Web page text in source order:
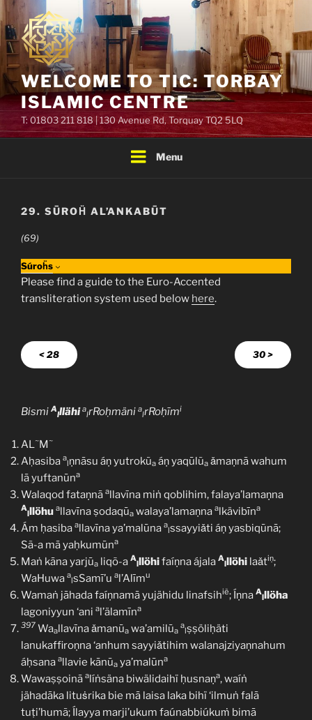
Skip
to
content
WELCOME TO TIC: TORBAY
ISLAMIC CENTRE
T: 01803 211 818 | 130 Avenue Rd, Torquay TQ2 5LQ
Menu
29. SŪROḦ AL’ANKABŪT
(69)
Súroḧs
Please find a guide to the Euro-Accented
transliteration system used below here.
< 28 30 >
Bismi A
lllähi a
lrRoḥmäni a
lrRoḥīmi
AL~M~
Aḥasiba a
lṇnāsu áṇ yutrokũa áṇ yaqūlũa ǎmaṇnā wahum
lā yuftanūna
Walaqod fataṇnā allavīna miṅ qoblihim, falaya’lamaṇna
A
lllöhu allavīna ṣodaqūa walaya’lamaṇna alkävibīna
Ám ḥasiba allavīna ya’malūna a
lssayyiǎti áṇ yasbiqūnā;
Sã-a mā yaḥkumūna
Maṅ kāna yarjūa liqõ-a A
lllöhifaíṇna ájala A
lllöhi laǎtiṇ;
WaHuwa a
lsSamī’u al’Alīmu
Wamaṅ jāhada faíṇnamā yujähidu linafsihiẽ; Íṇna A
lllöha
lagoniyyun ‘ani al’älamīna
397 Waallavīna ǎmanūa wa’amilūa
a
lṣṣöliḥäti
lanukaffiroṇna ‘anhum sayyiǎtihim walanajziyaṇnahum
áḥsana allavie kānūa ya’malūna
Wawaṣṣoinā alíṅsäna biwälidaihï ḥusnaṇa, waíṅ
jähadāka lituṡrika bie mā laisa laka bihï ‘ilmuṅ falā
tuṭi’humã; Ílayya marji’ukum faúnabbiúkuṁ bimā